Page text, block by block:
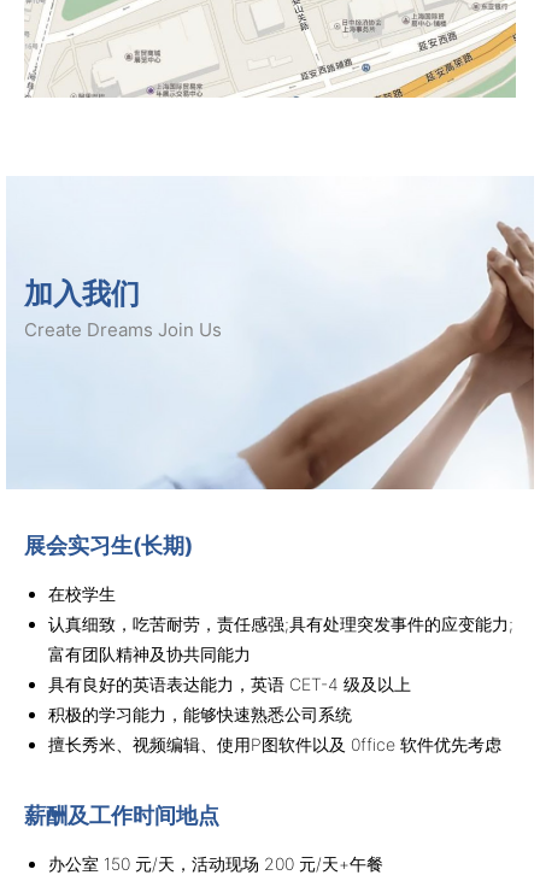
加入我们
Create Dreams Join Us
展会实习生(长期)
在校学生
认真细致，吃苦耐劳，责任感强;具有处理突发事件的应变能力;
富有团队精神及协共同能力
具有良好的英语表达能力，英语 CET-4 级及以上
积极的学习能力，能够快速熟悉公司系统
擅长秀米、视频编辑、使用P图软件以及 0ffice 软件优先考虑
薪酬及工作时间地点
办公室 150 元/天，活动现场 200 元/天+午餐